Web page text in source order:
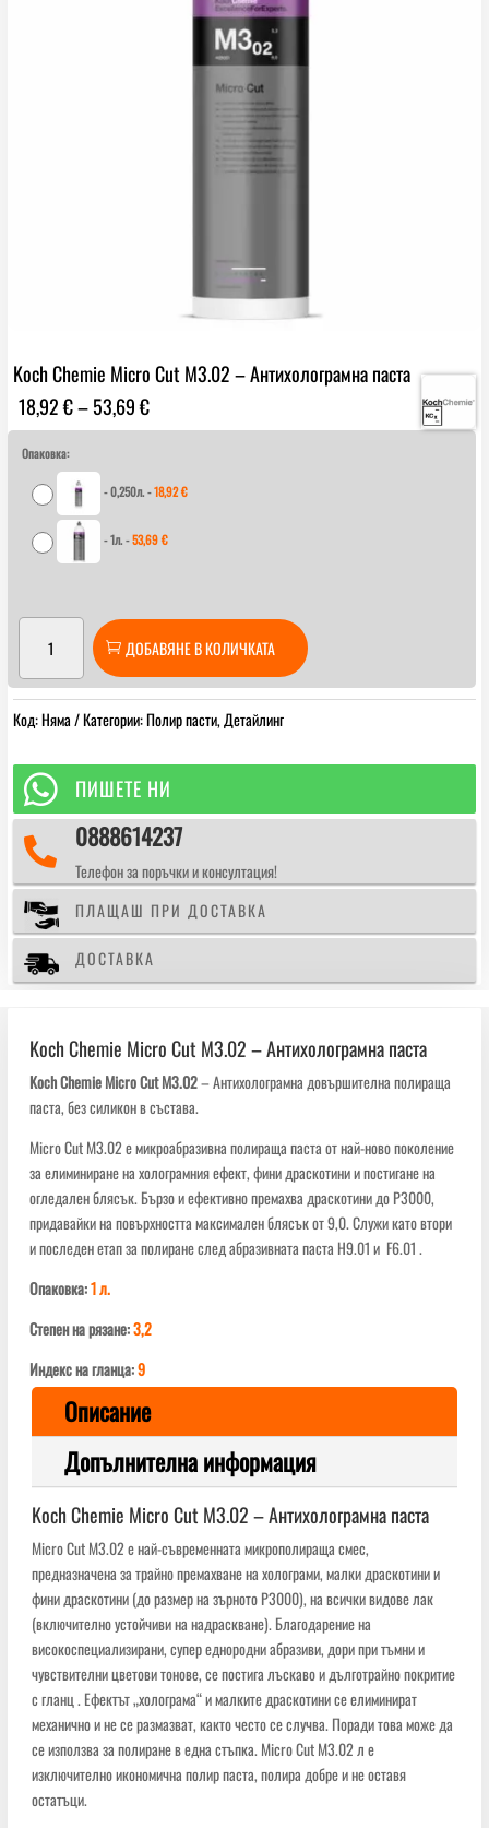
Koch Chemie Micro Cut M3.02 – Антихолограмна паста
18,92€–53,69€Price
range:
through
53,69 €
Опаковка:
-0,250л.-18,92€
-1л.-53,69€
Koch
Chemie
Micro
M3.02
Антихолограмна
паста
ДОБАВЯНЕ В КОЛИЧКАТА
Код:Няма Категории:Полир пасти,Детайлинг
 ПИШЕТЕ НИ
 0888614237
Телефон за поръчки и консултация!
ПЛАЩАШ ПРИ ДОСТАВКА
ДОСТАВКА
Koch Chemie Micro Cut M3.02 – Антихолограмна паста
Koch Chemie Micro Cut M3.02– Антихолограмна довършителна полираща
паста, без силикон в състава.
Micro Cut M3.02 е микроабразивна полираща паста от най-ново поколение
за елиминиране на холограмния ефект, фини драскотини и постигане на
огледален блясък. Бързо и ефективно премахва драскотини до P3000,
придавайки на повърхността максимален блясък от 9,0. Служи като втори
и последен етап за полиране след абразивната паста H9.01 и F6.01 .
Опаковка:1 л.
Степен на рязане:3,2
Индекс на гланца:9
Описание
Допълнителна информация
Koch Chemie Micro Cut M3.02 – Антихолограмна паста
Micro Cut M3.02 е най-съвременната микрополираща смес,
предназначена за трайно премахване на холограми, малки драскотини и
фини драскотини (до размер на зърното P3000), на всички видове лак
(включително устойчиви на надраскване). Благодарение на
високоспециализирани, супер еднородни абразиви, дори при тъмни и
чувствителни цветови тонове, се постига лъскаво и дълготрайно покритие
с гланц . Ефектът „холограма“ и малките драскотини се елиминират
механично и не се размазват, както често се случва. Поради това може да
се използва за полиране в една стъпка. Micro Cut M3.02 л е
изключително икономична полир паста, полира добре и не оставя
остатъци.